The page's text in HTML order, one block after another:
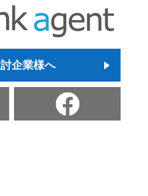
企業様へ